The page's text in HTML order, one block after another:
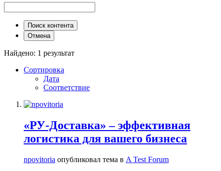
Поиск контента
Отмена
Найдено: 1 результат
Сортировка
Дата
Соответствие
«РУ-Доставка» – эффективная
логистика для вашего бизнеса
npovitoria опубликовал тема в A Test Forum